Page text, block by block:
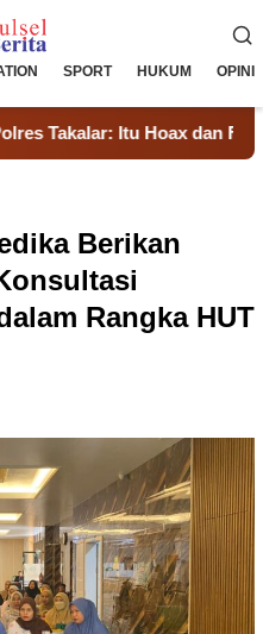
SPORT HUKUM OPINI
Hoax dan Fitnah, Langkah
Berikan
Rangka HUT